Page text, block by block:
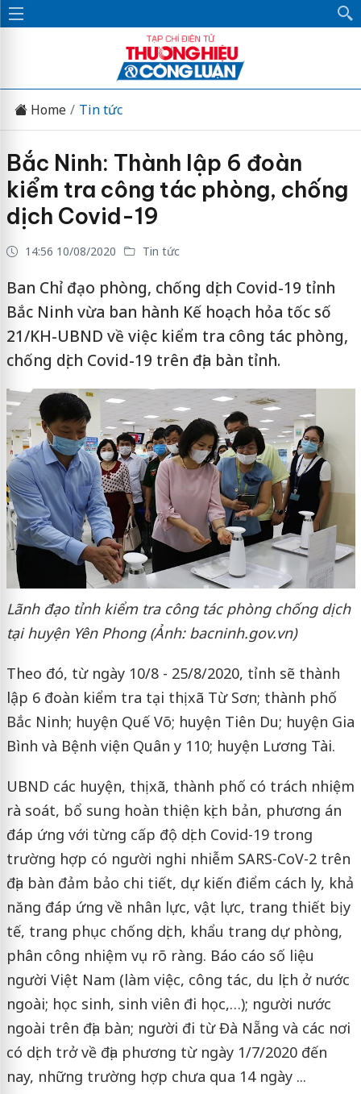
Home Tin tức
Bắc Ninh: Thành lập 6 đoàn
kiểm tra công tác phòng, chống
dịch Covid-19
14:56 10/08/2020 Tin tức
Ban Chỉ đạo phòng, chống dịch Covid-19 tỉnh
Bắc Ninh vừa ban hành Kế hoạch hỏa tốc số
21/KH-UBND về việc kiểm tra công tác phòng,
chống dịch Covid-19 trên địa bàn tỉnh.
Lãnh đạo tỉnh kiểm tra công tác phòng chống dịch
tại huyện Yên Phong (Ảnh: bacninh.gov.vn)
Theo đó, từ ngày 10/8 - 25/8/2020, tỉnh sẽ thành
lập 6 đoàn kiểm tra tại thị xã Từ Sơn; thành phố
Bắc Ninh; huyện Quế Võ; huyện Tiên Du; huyện Gia
Bình và Bệnh viện Quân y 110; huyện Lương Tài.
UBND các huyện, thị xã, thành phố có trách nhiệm
rà soát, bổ sung hoàn thiện kịch bản, phương án
đáp ứng với từng cấp độ dịch Covid-19 trong
trường hợp có người nghi nhiễm SARS-CoV-2 trên
địa bàn đảm bảo chi tiết, dự kiến điểm cách ly, khả
năng đáp ứng về nhân lực, vật lực, trang thiết bị y
tế, trang phục chống dịch, khẩu trang dự phòng,
phân công nhiệm vụ rõ ràng. Báo cáo số liệu
người Việt Nam (làm việc, công tác, du lịch ở nước
ngoài; học sinh, sinh viên đi học,…); người nước
ngoài trên địa bàn; người đi từ Đà Nẵng và các nơi
có dịch trở về địa phương từ ngày 1/7/2020 đến
nay, những trường hợp chưa qua 14 ngày ...